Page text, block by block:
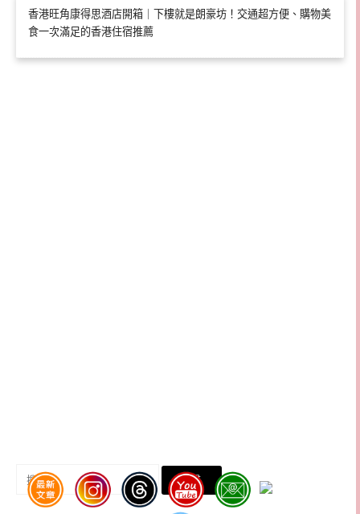
香港旺角康得思酒店開箱｜下樓就是朗豪坊！交通超方便、購物美
食一次滿足的香港住宿推薦